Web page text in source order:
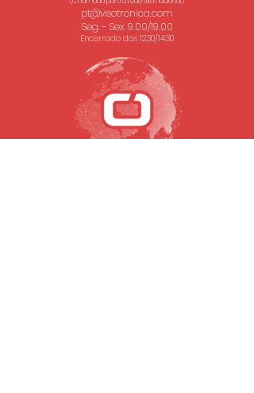
pt@visotronica.com
Seg. - Sex. 9.00/19.00
Encerrado das 12.30/14.30